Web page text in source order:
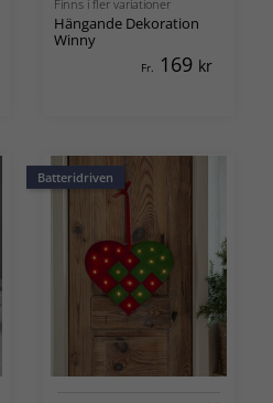
Finns i fler variationer
Hängande Dekoration
Winny
Fr. 169 kr
Batteridriven